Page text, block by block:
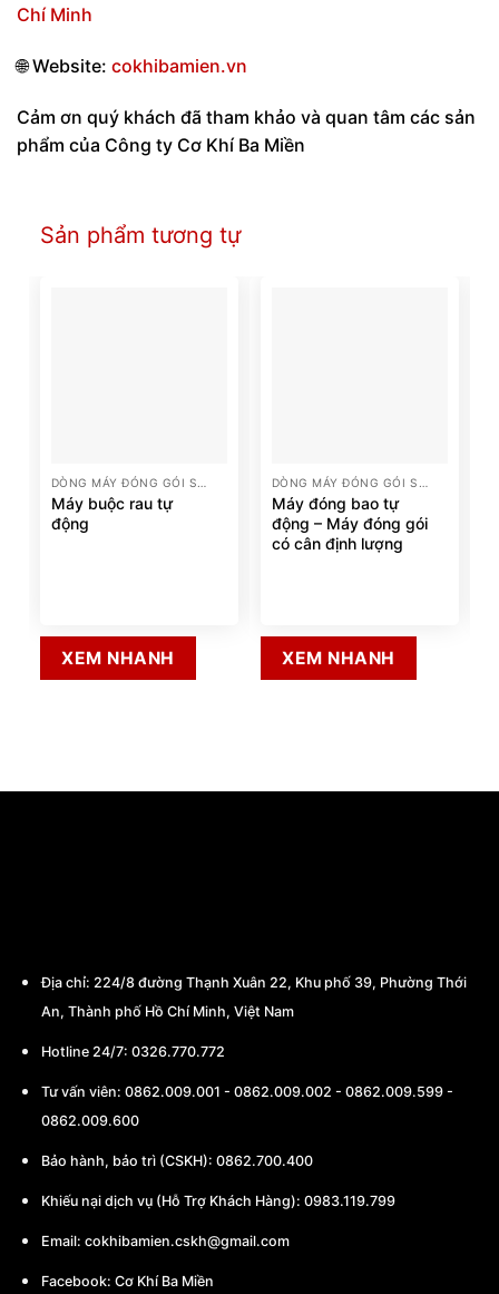
Chí Minh
🌐Website: cokhibamien.vn
Cảm ơn quý khách đã tham khảo và quan tâm các sản
phẩm của Công ty Cơ Khí Ba Miền
Sản phẩm tương tự
Máy buộc rau tự
động
XEM NHANH
Máy đóng bao tự
động – Máy đóng gói
có cân định lượng
XEM NHANH
Địa chỉ: 224/8 đường Thạnh Xuân 22, Khu phố 39, Phường Thới
An, Thành phố Hồ Chí Minh, Việt Nam
Hotline 24/7: 0326.770.772
Tư vấn viên: 0862.009.001 - 0862.009.002 - 0862.009.599 -
0862.009.600
Bảo hành, bảo trì (CSKH): 0862.700.400
Khiếu nại dịch vụ (Hỗ Trợ Khách Hàng): 0983.119.799
Email: cokhibamien.cskh@gmail.com
Facebook: Cơ Khí Ba Miền